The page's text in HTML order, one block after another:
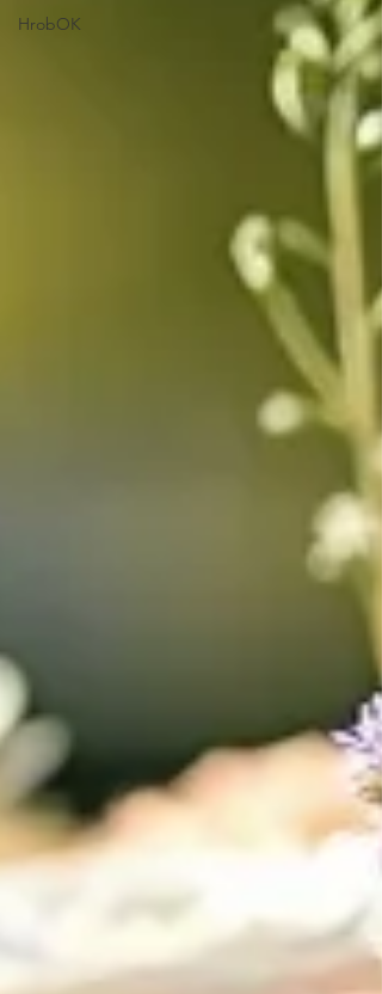
HrobOK